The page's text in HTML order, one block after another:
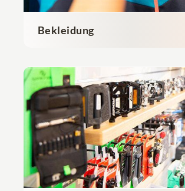
Bekleidung